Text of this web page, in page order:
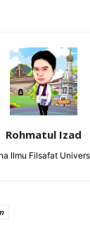
Rohmatul Izad
Ilmu Filsafat